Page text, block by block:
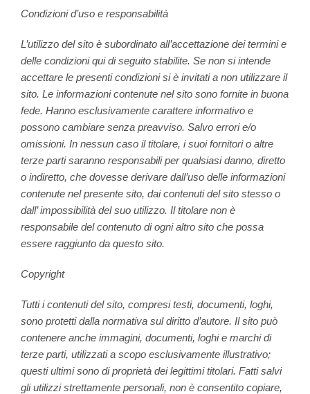
Condizioni d’uso e responsabilità
L’utilizzo del sito è subordinato all’accettazione dei termini e
delle condizioni qui di seguito stabilite. Se non si intende
accettare le presenti condizioni si è invitati a non utilizzare il
sito. Le informazioni contenute nel sito sono fornite in buona
fede. Hanno esclusivamente carattere informativo e
possono cambiare senza preavviso. Salvo errori e/o
omissioni. In nessun caso il titolare, i suoi fornitori o altre
terze parti saranno responsabili per qualsiasi danno, diretto
o indiretto, che dovesse derivare dall’uso delle informazioni
contenute nel presente sito, dai contenuti del sito stesso o
dall’ impossibilità del suo utilizzo. Il titolare non è
responsabile del contenuto di ogni altro sito che possa
essere raggiunto da questo sito.
Copyright
Tutti i contenuti del sito, compresi testi, documenti, loghi,
sono protetti dalla normativa sul diritto d’autore. Il sito può
contenere anche immagini, documenti, loghi e marchi di
terze parti, utilizzati a scopo esclusivamente illustrativo;
questi ultimi sono di proprietà dei legittimi titolari. Fatti salvi
gli utilizzi strettamente personali, non è consentito copiare,